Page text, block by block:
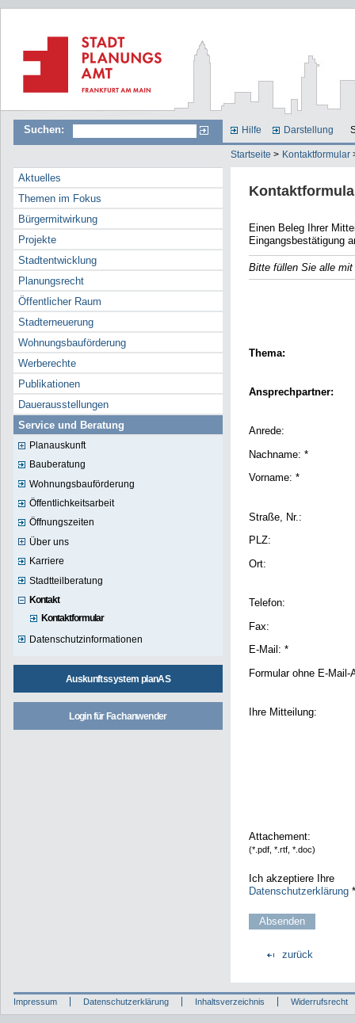
Suchen: Hilfe Darstellung
Startseite > Kontaktformular
Aktuelles
Themen im Fokus
Bürgermitwirkung
Projekte
Stadtentwicklung
Planungsrecht
Öffentlicher Raum
Stadterneuerung
Wohnungsbauförderung
Werberechte
Publikationen
Dauerausstellungen
Service und Beratung
Planauskunft
Bauberatung
Wohnungsbauförderung
Öffentlichkeitsarbeit
Öffnungszeiten
Über uns
Karriere
Stadtteilberatung
Kontakt
Kontaktformular
Datenschutzinformationen
Auskunftssystem planAS
Login für Fachanwender
Einen Beleg Ihrer Mitteilung
Eingangsbestätigung
Bitte füllen Sie alle
Thema:
Ansprechpartner:
Anrede:
Nachname: *
Vorname: *
Straße, Nr.:
PLZ:
Ort:
Telefon:
Fax:
E-Mail: *
Formular ohne E-
Ihre Mitteilung:
Attachement:
(*.pdf, *.rtf, *.doc)
Ich akzeptiere Ihre
Datenschutzerklärung*
zurück
Impressum Datenschutzerklärung Inhaltsverzeichnis Widerrufsrecht